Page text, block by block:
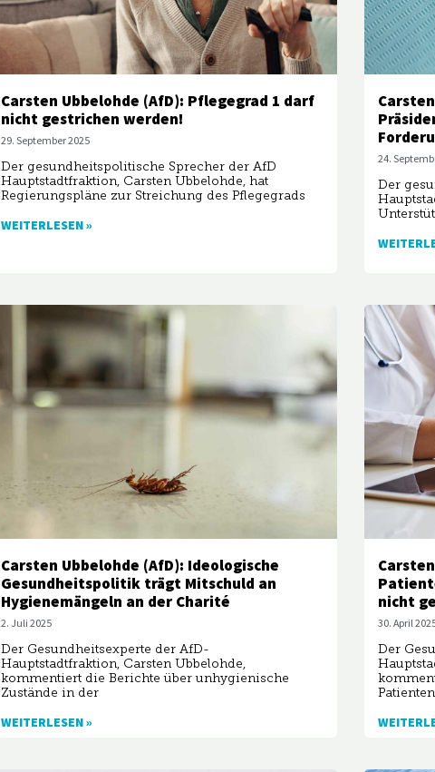
Carsten Ubbelohde (AfD): Pflegegrad 1 darf
nicht gestrichen werden!
29. September 2025
Der gesundheitspolitische Sprecher der AfD
Hauptstadtfraktion, Carsten Ubbelohde, hat
Regierungspläne zur Streichung des Pflegegrads
WEITERLESEN »
24.
Der
Carsten Ubbelohde (AfD): Ideologische
Gesundheitspolitik trägt Mitschuld an
Hygienemängeln an der Charité
2. Juli 2025
Der Gesundheitsexperte der AfD-
Hauptstadtfraktion, Carsten Ubbelohde,
kommentiert die Berichte über unhygienische
Zustände in der
WEITERLESEN »
nicht
30. April
Der